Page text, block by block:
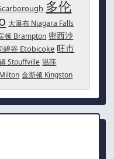
多伦
大瀑布 Niagara Falls
顿 Brampton 密西沙
碧谷 Etobicoke 旺市
Stouffville 温莎
金斯顿 Kingston